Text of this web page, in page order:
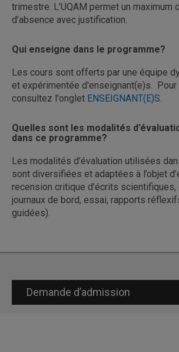
trimestre. L’UQAM permet un
d’absence avec justification.
Qui enseigne dans le programme?
Les cours sont offerts par une équipe
et expérimentée d'enseignant(e)s. Pour
consultez l'onglet ENSEIGNANT(E)S.
Quelles sont les modalités
dans ce programme?
Les modalités d’évaluation utilisées
sont diversifiées et adaptées à l’objet
recension critique d’écrits scientifiques,
journaux de bord, essai, rapports
guidées).
Demande d’admission